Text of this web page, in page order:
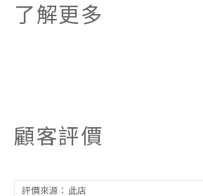
了解更多
顧客評價